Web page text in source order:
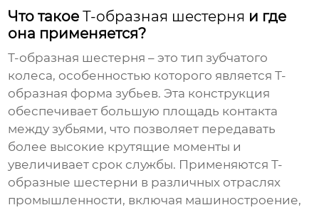
Что такоеТ-образная шестерня и где
она применяется?
Т-образная шестерня – это тип зубчатого
колеса, особенностью которого является Т-
образная форма зубьев. Эта конструкция
обеспечивает большую площадь контакта
между зубьями, что позволяет передавать
более высокие крутящие моменты и
увеличивает срок службы. ПрименяютсяТ-
образные шестерни в различных отраслях
промышленности, включая машиностроение,